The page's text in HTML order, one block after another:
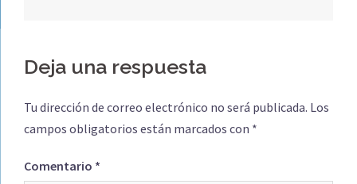
Deja una respuesta
Tu dirección de correo electrónico no será publicada. Los
campos obligatorios están marcados con *
Comentario *